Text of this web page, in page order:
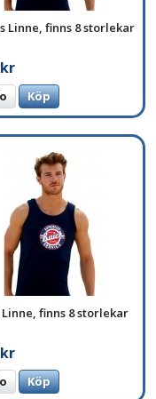
Linne, finns 8 storlekar
Köp
Linne, finns 8 storlekar
Köp